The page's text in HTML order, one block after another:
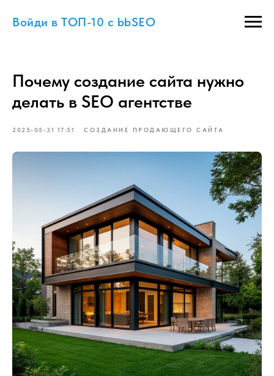
Войди в ТОП-10 с bbSEO
Почему создание сайта нужно
делать в SEO агентстве
2025-05-31 17:51 СОЗДАНИЕ ПРОДАЮЩЕГО САЙТА